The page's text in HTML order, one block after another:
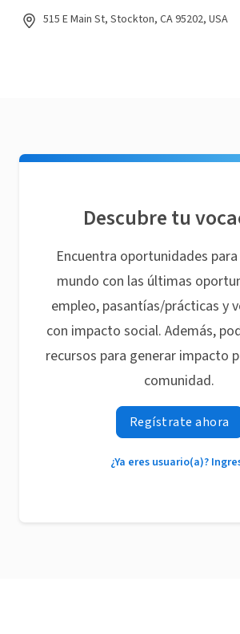
515 E Main St, Stockton, CA 95202, USA
Descubre tu
Encuentra oportunidades
mundo con las últimas
empleo, pasantías/prácticas y
con impacto social. Además,
recursos para generar impacto
comunidad.
Regístrate ahora
¿Ya eres usuario(a)?